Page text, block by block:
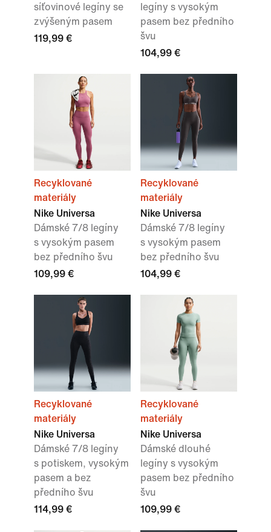
síťovinové legíny se
zvýšeným pasem
119,99 €
legíny s vysokým
pasem bez předního
švu
104,99 €
Recyklované
materiály
Nike Universa
Dámské 7/8 legíny
s vysokým pasem
bez předního švu
109,99 €
Recyklované
materiály
Nike Universa
Dámské 7/8 legíny
s vysokým pasem
bez předního švu
104,99 €
Recyklované
materiály
Nike Universa
Dámské 7/8 legíny
s potiskem, vysokým
pasem a bez
předního švu
114,99 €
Recyklované
materiály
Nike Universa
Dámské dlouhé
legíny s vysokým
pasem bez předního
švu
109,99 €